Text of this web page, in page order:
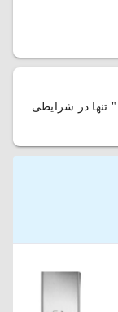
" تنها در شرایطی